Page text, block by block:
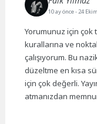
10 ay önce- 24
Yorumunuz için çok
kurallarına ve
çalışıyorum. Bu
düzeltme en kısa
için çok değerli.
atmanızdan